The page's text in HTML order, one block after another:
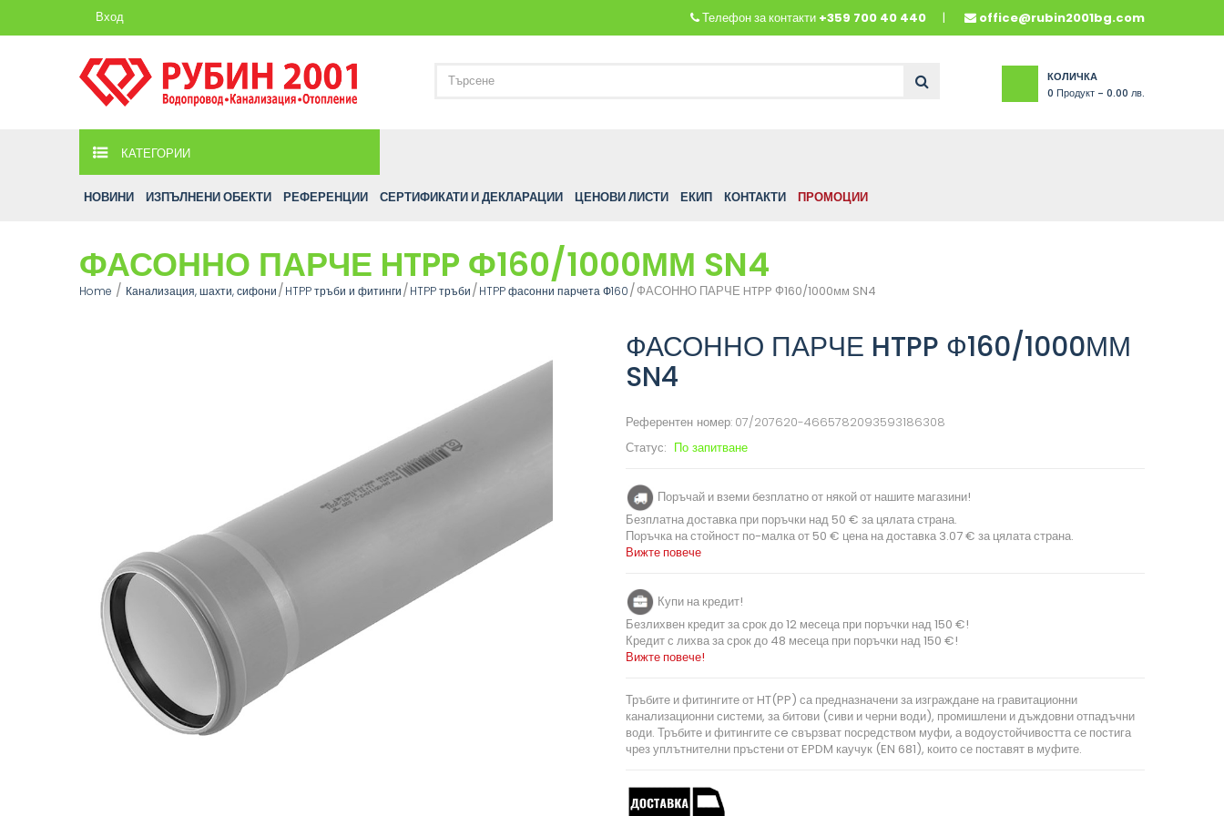
Телефон за контакти +359 700 40 440 office@rubin2001bg.com
Вход
КОЛИЧКА
0 Продукт - 0.00 лв.
КАТЕГОРИИ
НОВИНИ ИЗПЪЛНЕНИ ОБЕКТИ РЕФЕРЕНЦИИ СЕРТИФИКАТИ И ДЕКЛАРАЦИИ ЦЕНОВИ ЛИСТИ ЕКИП КОНТАКТИ ПРОМОЦИИ
ФАСОННО ПАРЧЕ HTPP Ф160/1000ММ SN4
Home Канализация, шахти, сифони HTPP тръби и фитинги HTPP тръби HTPP фасонни парчета Ф160 ФАСОННО ПАРЧЕ HTPP Ф160/1000мм SN4
ФАСОННО ПАРЧЕ HTPP Ф160/1000ММ
SN4
Референтен номер: 07/207620-4665782093593186308
Статус: По запитване
Поръчай и вземи безплатно от някой от нашите магазини!
Безплатна доставка при поръчки над 50 € за цялата страна.
Поръчка на стойност по-малка от 50 € цена на доставка 3.07 € за цялата страна.
Вижте повече
Купи на кредит!
Безлихвен кредит за срок до 12 месеца при поръчки над 150 €!
Кредит с лихва за срок до 48 месеца при поръчки над 150 €!
Вижте повече!
Тръбите и фитингите от HT(PP) са предназначени за изграждане на гравитационни
канализационни системи, за битови (сиви и черни води), промишлени и дъждовни отпадъчни
води. Тръбите и фитингите сe свързват посредством муфи, а водоустойчивостта се постига
чрез уплътнителни пръстени от EPDM каучук (EN 681), които се поставят в муфите.